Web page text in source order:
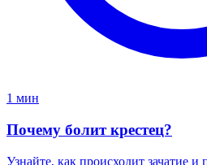
1 мин
Почему болит крестец?
Узнайте, как происходит зачатие и